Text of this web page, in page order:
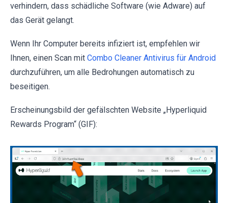
verhindern, dass schädliche Software (wie Adware) auf
das Gerät gelangt.
Wenn Ihr Computer bereits infiziert ist, empfehlen wir
Ihnen, einen Scan mit Combo Cleaner Antivirus für Android
durchzuführen, um alle Bedrohungen automatisch zu
beseitigen.
Erscheinungsbild der gefälschten Website „Hyperliquid
Rewards Program“ (GIF):